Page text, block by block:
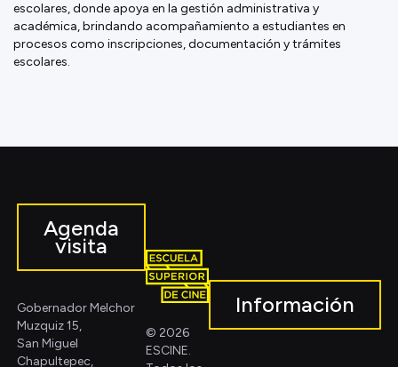
escolares, donde apoya en la gestión administrativa y
académica, brindando acompañamiento a estudiantes en
procesos como inscripciones, documentación y trámites
escolares.
Agenda
visita
Gobernador Melchor
Muzquiz 15,
San Miguel
Chapultepec,
© 2026
ESCINE.
Información